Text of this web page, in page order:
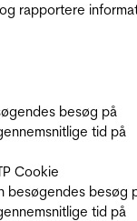
rapportere
besøg på
tid på
Cookie
besøgendes besøg
tid på